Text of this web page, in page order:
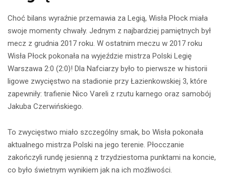
Choć bilans wyraźnie przemawia za Legią, Wisła Płock miała
swoje momenty chwały. Jednym z najbardziej pamiętnych był
mecz z grudnia 2017 roku. W ostatnim meczu w 2017 roku
Wisła Płock pokonała na wyjeździe mistrza Polski Legię
Warszawa 2:0 (2:0)! Dla Nafciarzy było to pierwsze w historii
ligowe zwycięstwo na stadionie przy Łazienkowskiej 3, które
zapewniły: trafienie Nico Vareli z rzutu karnego oraz samobój
Jakuba Czerwińskiego.
To zwycięstwo miało szczególny smak, bo Wisła pokonała
aktualnego mistrza Polski na jego terenie. Płocczanie
zakończyli rundę jesienną z trzydziestoma punktami na koncie,
co było świetnym wynikiem jak na ich możliwości.